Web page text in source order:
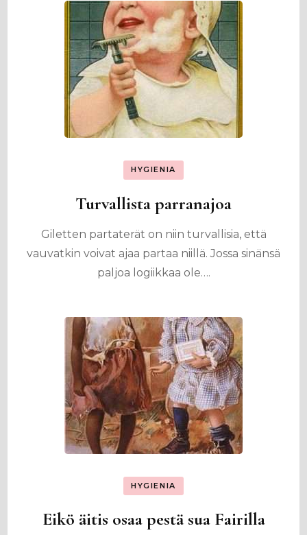
HYGIENIA
Turvallista parranajoa
Giletten partaterät on niin turvallisia, että
vauvatkin voivat ajaa partaa niillä. Jossa sinänsä
paljoa logiikkaa ole….
HYGIENIA
Eikö äitis osaa pestä sua Fairilla